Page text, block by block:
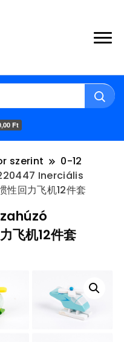
Ft
szerint
0-12
Inerciális
回力飞机12件套
飞机12件套